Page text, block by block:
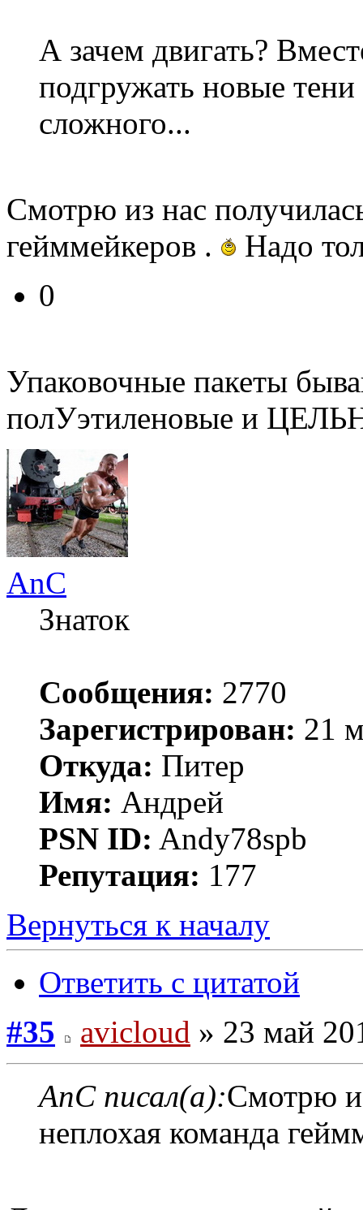
А зачем двигать?
подгружать новые
сложного...
Смотрю из нас
гейммейкеров .
Надо
0
Упаковочные пакеты
полУэтиленовые и
AnC
Знаток
Сообщения: 2770
Зарегистрирован: 21
Откуда: Питер
Имя: Андрей
PSN ID: Andy78spb
Репутация: 177
Вернуться к началу
Ответить с цитатой
#35
avicloud » 23 май
AnC писал(а):Смотрю
неплохая команда